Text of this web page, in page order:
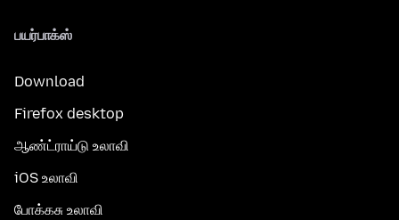
பயர்பாக்ஸ்
Download
Firefox desktop
ஆண்ட்ராய்டு உலாவி
iOS உலாவி
போக்கசு உலாவி